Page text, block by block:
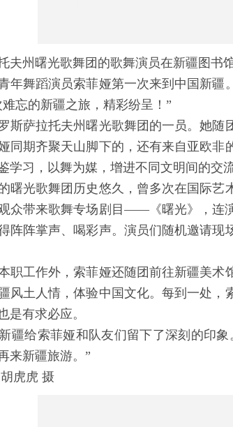
州曙光歌舞团的歌舞演员在新疆图书馆
舞蹈演员索菲娅第一次来到中国新疆
忘的新疆之旅，精彩纷呈！”
萨拉托夫州曙光歌舞团的一员。她随
同期齐聚天山脚下的，还有来自亚欧非
学习，以舞为媒，增进不同文明间的交流
光歌舞团历史悠久，曾多次在国际艺
众带来歌舞专场剧目——《曙光》，连
阵阵掌声、喝彩声。演员们随机邀请现
工作外，索菲娅还随团前往新疆美术
风土人情，体验中国文化。每到一处，
是有求必应。
给索菲娅和队友们留下了深刻的印象
来新疆旅游。”
虎虎 摄